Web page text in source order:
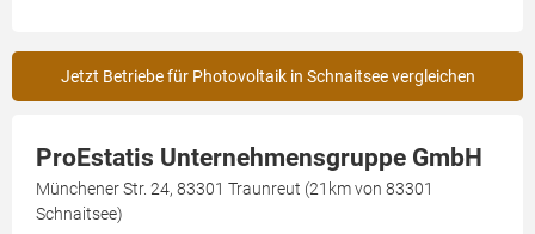
Jetzt Betriebe für Photovoltaik in Schnaitsee vergleichen
ProEstatis Unternehmensgruppe GmbH
Münchener Str. 24, 83301 Traunreut (21km von 83301
Schnaitsee)